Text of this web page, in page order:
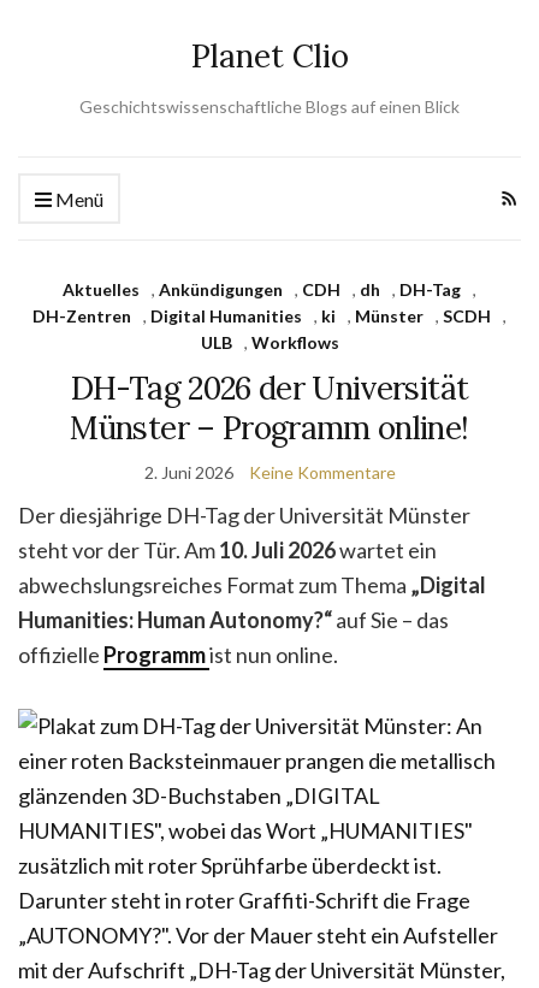
Planet Clio
Geschichtswissenschaftliche Blogs auf einen Blick
Menü
Aktuelles , Ankündigungen , CDH , dh , DH-Tag ,
DH-Zentren
, Digital Humanities , ki , Münster , SCDH
,
ULB
, Workflows
DH-Tag 2026 der Universität
Münster – Programm online!
2. Juni 2026 Keine Kommentare
Der diesjährige DH-Tag der Universität Münster
steht vor der Tür. Am10. Juli 2026wartet ein
abwechslungsreiches Format zum Thema „Digital
Humanities: Human Autonomy?“auf Sie – das
offizielle Programmist nun online.